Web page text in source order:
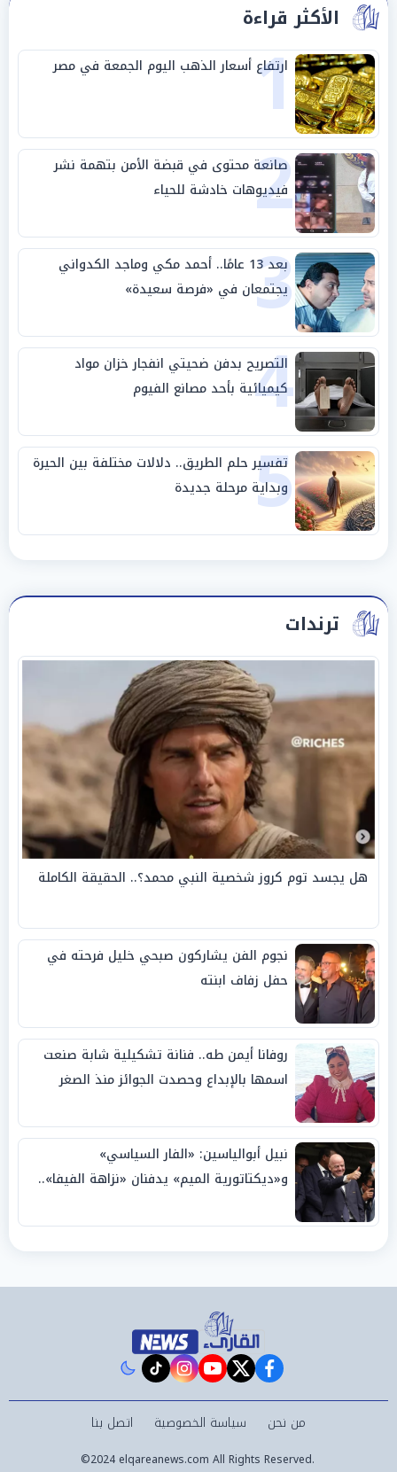
الأكثر قراءة
1
ارتفاع أسعار الذهب اليوم الجمعة في مصر
2
صانعة محتوى في قبضة الأمن بتهمة نشر
فيديوهات خادشة للحياء
3 بعد 13 عامًا.. أحمد مكي وماجد الكدواني
يجتمعان في «فرصة سعيدة»
4
التصريح بدفن ضحيتي انفجار خزان مواد
كيميائية بأحد مصانع الفيوم
5
تفسير حلم الطريق.. دلالات مختلفة بين الحيرة
وبداية مرحلة جديدة
ترندات
هل يجسد توم كروز شخصية النبي محمد؟.. الحقيقة الكاملة
نجوم الفن يشاركون صبحي خليل فرحته في
حفل زفاف ابنته
روفانا أيمن طه.. فنانة تشكيلية شابة صنعت
اسمها بالإبداع وحصدت الجوائز منذ الصغر
نبيل أبوالياسين: «الفار السياسي»
و«ديكتاتورية الميم» يدفنان «نزاهة الفيفا»..
facebook
twitter
youtube
instagram
tiktok
من نحن سياسة الخصوصية اتصل بنا
©2024 elqareanews.com All Rights Reserved.